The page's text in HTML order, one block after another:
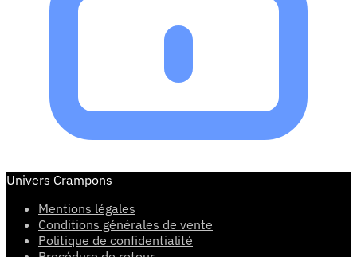
Univers Crampons
Mentions légales
Conditions générales de vente
Politique de confidentialité